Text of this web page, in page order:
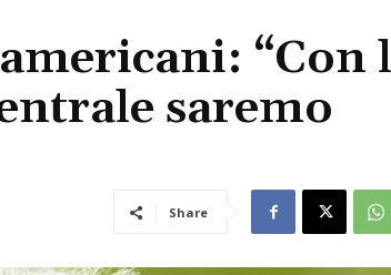
“Con
saremo
Share